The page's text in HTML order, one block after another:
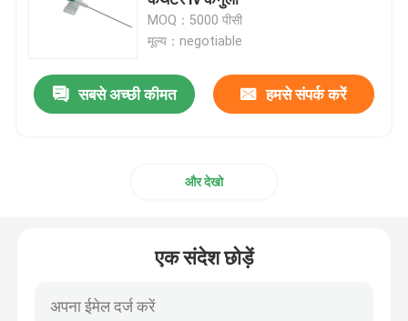
पोर्टेबल ऑक्सीजन मास्क
संज्ञाहरण कैथेटर
MOQ：5000 पीसी
मूल्य：negotiable
सबसे अच्छी कीमत हमसे संपर्क करें
और देखो
एक संदेश छोड़ें